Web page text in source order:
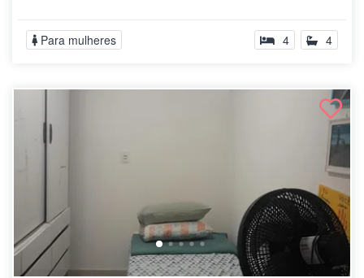
Para mulheres 4 4